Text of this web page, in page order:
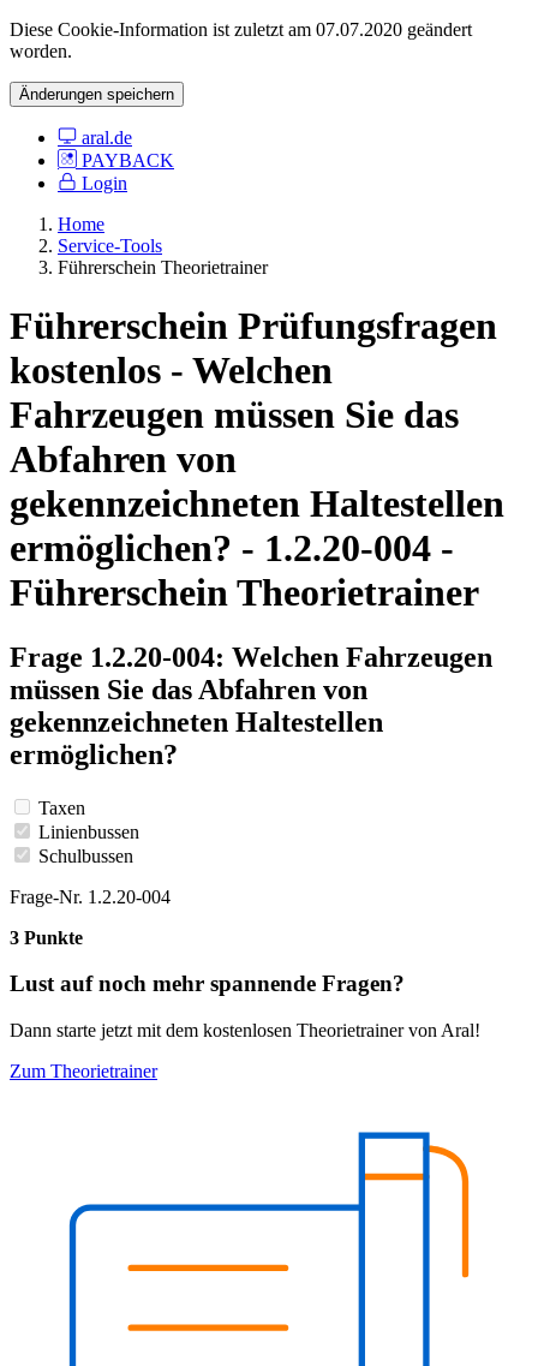
Diese Cookie-Information ist zuletzt am 07.07.2020 geändert
worden.
Änderungen speichern
aral.de
PAYBACK
Login
Home
Service-Tools
Führerschein Theorietrainer
Führerschein Prüfungsfragen
kostenlos - Welchen
Fahrzeugen müssen Sie das
Abfahren von
gekennzeichneten Haltestellen
ermöglichen? - 1.2.20-004 -
Führerschein Theorietrainer
Frage 1.2.20-004: Welchen Fahrzeugen
müssen Sie das Abfahren von
gekennzeichneten Haltestellen
ermöglichen?
Taxen
Linienbussen
Schulbussen
Frage-Nr. 1.2.20-004
3 Punkte
Lust auf noch mehr spannende Fragen?
Dann starte jetzt mit dem kostenlosen Theorietrainer von Aral!
Zum Theorietrainer